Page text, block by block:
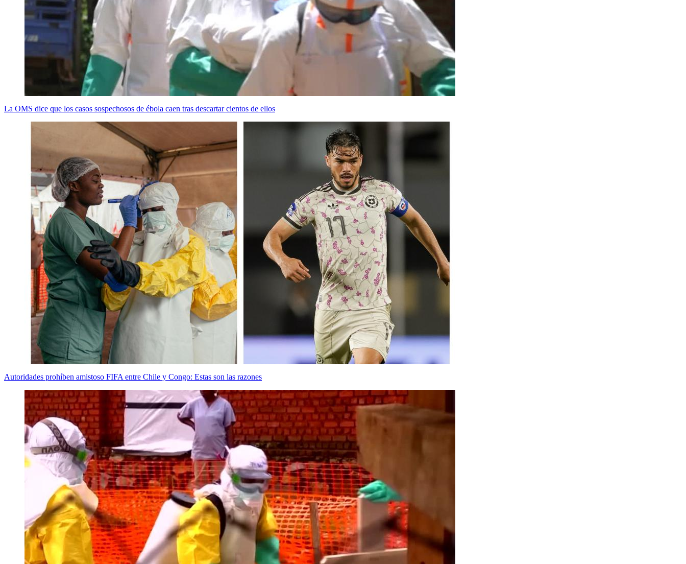
La OMS dice que los casos sospechosos de ébola caen tras descartar cientos de ellos
Autoridades prohíben amistoso FIFA entre Chile y Congo: Estas son las razones